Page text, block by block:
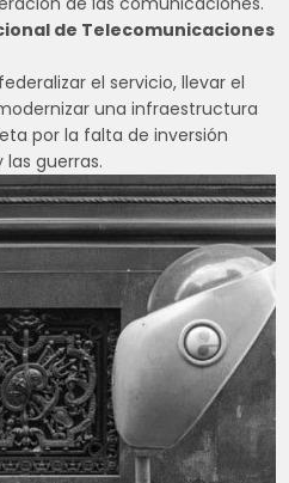
de Telecomunicaciones
el servicio, llevar el
una infraestructura
por la falta de inversión
guerras.